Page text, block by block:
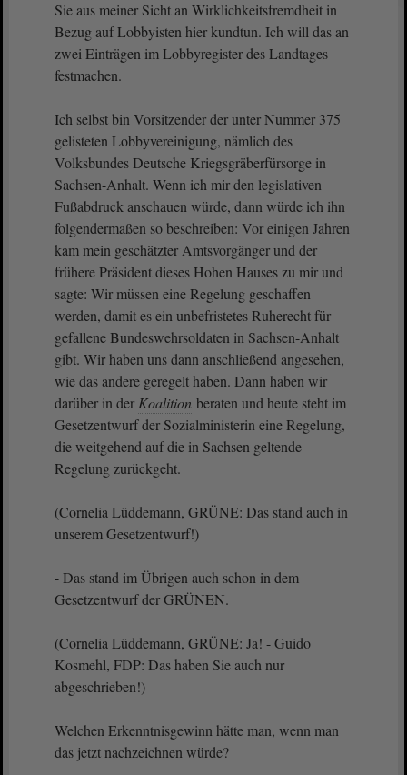
Sie aus meiner Sicht an Wirklichkeitsfremdheit in
Bezug auf Lobbyisten hier kundtun. Ich will das an
zwei Einträgen im Lobbyregister des Landtages
festmachen.
Ich selbst bin Vorsitzender der unter Nummer 375
gelisteten Lobbyvereinigung, nämlich des
Volksbundes Deutsche Kriegsgräberfürsorge in
Sachsen-Anhalt. Wenn ich mir den legislativen
Fußabdruck anschauen würde, dann würde ich ihn
folgendermaßen so beschreiben: Vor einigen Jahren
kam mein geschätzter Amtsvorgänger und der
frühere Präsident dieses Hohen Hauses zu mir und
sagte: Wir müssen eine Regelung geschaffen
werden, damit es ein unbefristetes Ruherecht für
gefallene Bundeswehrsoldaten in Sachsen-Anhalt
gibt. Wir haben uns dann anschließend angesehen,
wie das andere geregelt haben. Dann haben wir
darüber in der Koalition beraten und heute steht im
Gesetzentwurf der Sozialministerin eine Regelung,
die weitgehend auf die in Sachsen geltende
Regelung zurückgeht.
(Cornelia Lüddemann, GRÜNE: Das stand auch in
unserem Gesetzentwurf!)
- Das stand im Übrigen auch schon in dem
Gesetzentwurf der GRÜNEN.
(Cornelia Lüddemann, GRÜNE: Ja! - Guido
Kosmehl, FDP: Das haben Sie auch nur
abgeschrieben!)
Welchen Erkenntnisgewinn hätte man, wenn man
das jetzt nachzeichnen würde?